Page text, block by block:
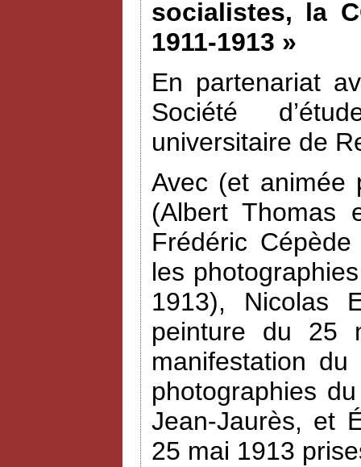
socialistes, la
1911-1913 »
En partenariat
Société
universitaire de
Avec (et animée
(Albert Thomas
Frédéric
les
1913), Nicolas
peinture du 25
manifestation
photographies
Jean-Jaurès, et
25 mai 1913